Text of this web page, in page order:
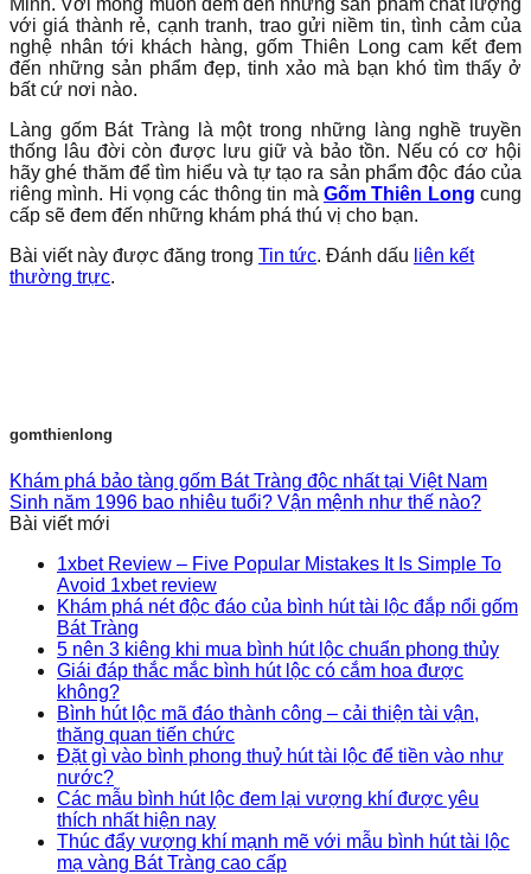
Minh. Với mong muốn đem đến những sản phẩm chất lượng
với giá thành rẻ, cạnh tranh, trao gửi niềm tin, tình cảm của
nghệ nhân tới khách hàng, gốm Thiên Long cam kết đem
đến những sản phẩm đẹp, tinh xảo mà bạn khó tìm thấy ở
bất cứ nơi nào.
Làng gốm Bát Tràng là một trong những làng nghề truyền
thống lâu đời còn được lưu giữ và bảo tồn. Nếu có cơ hội
hãy ghé thăm để tìm hiểu và tự tạo ra sản phẩm độc đáo của
riêng mình. Hi vọng các thông tin mà Gốm Thiên Long cung
cấp sẽ đem đến những khám phá thú vị cho bạn.
Bài viết này được đăng trong Tin tức. Đánh dấu liên kết
thường trực.
gomthienlong
Khám phá bảo tàng gốm Bát Tràng độc nhất tại Việt Nam
Sinh năm 1996 bao nhiêu tuổi? Vận mệnh như thế nào?
Bài viết mới
1xbet Review – Five Popular Mistakes It Is Simple To
Avoid 1xbet review
Khám phá nét độc đáo của bình hút tài lộc đắp nổi gốm
Bát Tràng
5 nên 3 kiêng khi mua bình hút lộc chuẩn phong thủy
Giái đáp thắc mắc bình hút lộc có cắm hoa được
không?
Bình hút lộc mã đáo thành công – cải thiện tài vận,
thăng quan tiến chức
Đặt gì vào bình phong thuỷ hút tài lộc để tiền vào như
nước?
Các mẫu bình hút lộc đem lại vượng khí được yêu
thích nhất hiện nay
Thúc đẩy vượng khí mạnh mẽ với mẫu bình hút tài lộc
mạ vàng Bát Tràng cao cấp